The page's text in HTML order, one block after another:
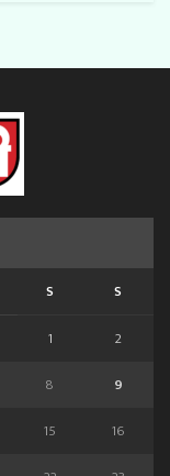
S S
1
2
8
9
15
16